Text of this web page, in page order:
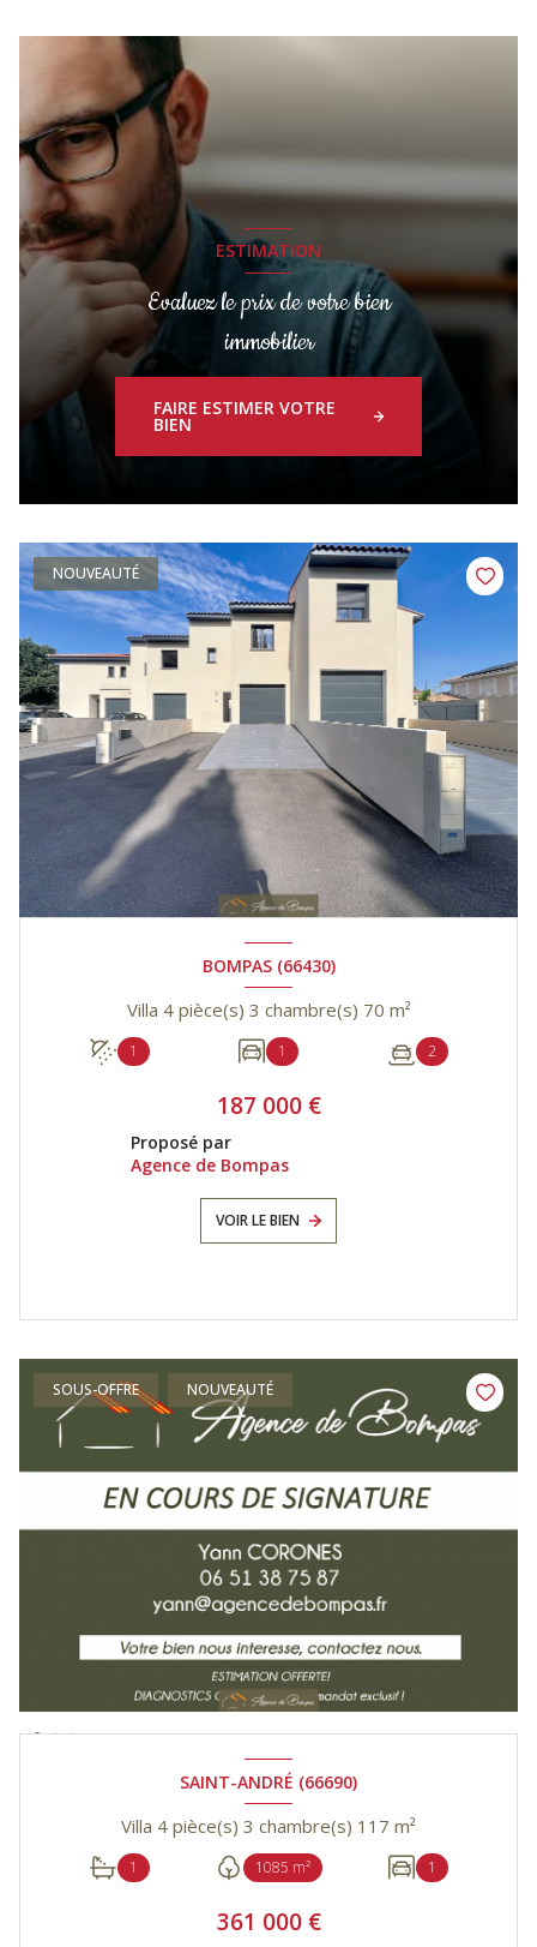
ESTIMATION
Evaluez le prix de votre bien
immobilier
FAIRE ESTIMER VOTRE
BIEN
NOUVEAUTÉ
BOMPAS (66430)
Villa 4 pièce(s) 3 chambre(s) 70 m²
1 1 2
187 000 €
Proposé par
Agence de Bompas
VOIR LE BIEN
SOUS-OFFRE NOUVEAUTÉ
SAINT-ANDRÉ (66690)
Villa 4 pièce(s) 3 chambre(s) 117 m²
1 1085 m² 1
361 000 €